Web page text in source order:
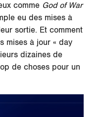
comme God of War
eu des mises à
sortie. Et comment
mises à jour « day
dizaines de
de choses pour un